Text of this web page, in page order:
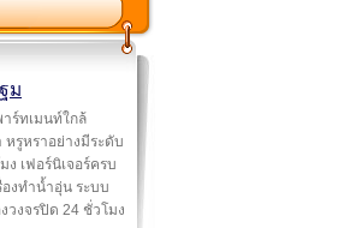
ม
ร์ทเมนท์ใกล้
รูหราอย่างมีระดับ
เฟอร์นิเจอร์ครบ
องทำน้ำอุ่น ระบบ
วงจรปิด 24 ชั่วโมง